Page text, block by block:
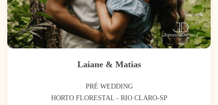
Laiane & Matias
PRÉ WEDDING
HORTO FLORESTAL - RIO CLARO-SP